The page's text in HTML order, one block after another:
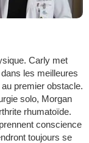
Carly met
les meilleures
premier obstacle.
solo, Morgan
rhumatoïde.
conscience
toujours se